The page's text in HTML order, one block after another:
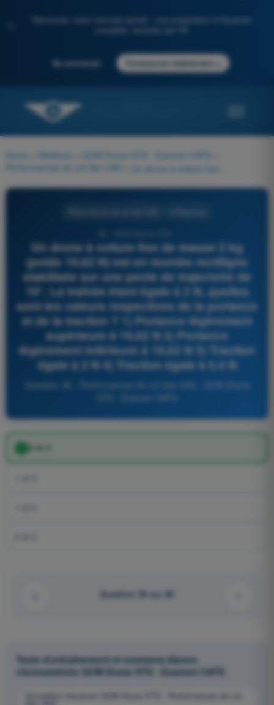
Découvrez notre nouveau portail : une préparation à l'examen
Se connecter Commencer maintenant
Home Matières QCM Drone STS - Examen CATS
Performances de vol des UAS
Un drone à voilure fixe de masse 2 kg
(poids 19,62 N) est en montée rectiligne
stabilisée sur une pente de trajectoire de
10°. La traînée étant égale à 2 N, quelles
sont les valeurs respectives de la portance
et de la traction ? 1) Portance légèrement
supérieure à 19,62 N 2) Portance
légèrement inférieure à 19,62 N 3) Traction
égale à 2 N 4) Traction égale à 5,4 N
2 et 4
Question 36 sur 85
Tests d'entraînement et examens blancs
chronométrés QCM Drone STS - Examen CATS
Simulation d'examen QCM Drone STS - Performances de vol